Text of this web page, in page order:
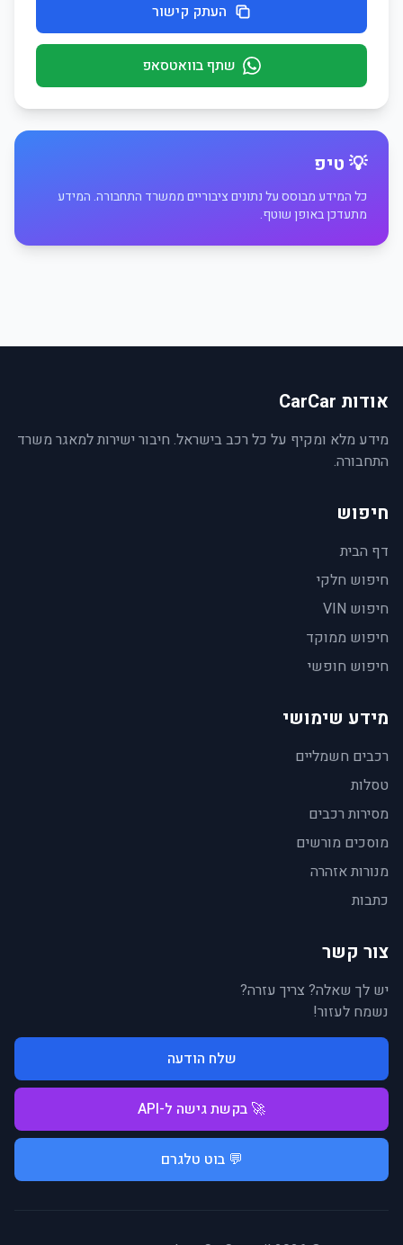
העתק קישור
שתף בוואטסאפ
💡 טיפ
כל המידע מבוסס על נתונים ציבוריים ממשרד התחבורה. המידע
מתעדכן באופן שוטף.
אודות CarCar
מידע מלא ומקיף על כל רכב בישראל. חיבור ישירות למאגר משרד
התחבורה.
חיפוש
דף הבית
חיפוש חלקי
חיפוש VIN
חיפוש ממוקד
חיפוש חופשי
מידע שימושי
רכבים חשמליים
טסלות
מסירות רכבים
מוסכים מורשים
מנורות אזהרה
כתבות
צור קשר
יש לך שאלה? צריך עזרה?
נשמח לעזור!
שלח הודעה
🚀 בקשת גישה ל-API
💬 בוט טלגרם